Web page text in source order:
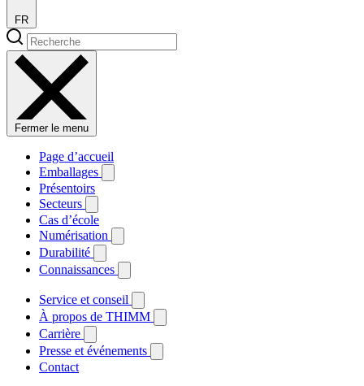
FR
Fermer le menu
Page d’accueil
Emballages
Présentoirs
Secteurs
Cas d’école
Numérisation
Durabilité
Connaissances
Service et conseil
À propos de THIMM
Carrière
Presse et événements
Contact